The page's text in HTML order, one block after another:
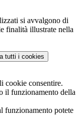
si avvalgono di
finalità illustrate nella
tutti i cookies
cookie consentire.
il funzionamento della
funzionamento potete